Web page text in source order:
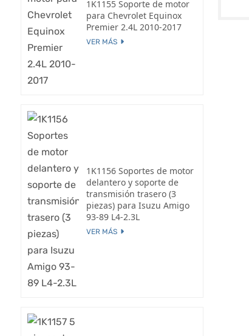
1K1155 Soporte de motor
para Chevrolet Equinox
Premier 2.4L 2010-2017
VER MÁS
1K1156 Soportes de motor
delantero y soporte de
transmisión trasero (3
piezas) para Isuzu Amigo
93-89 L4-2.3L
VER MÁS